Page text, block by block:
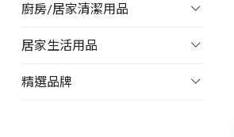
廚房/居家清潔用品
居家生活用品
精選品牌